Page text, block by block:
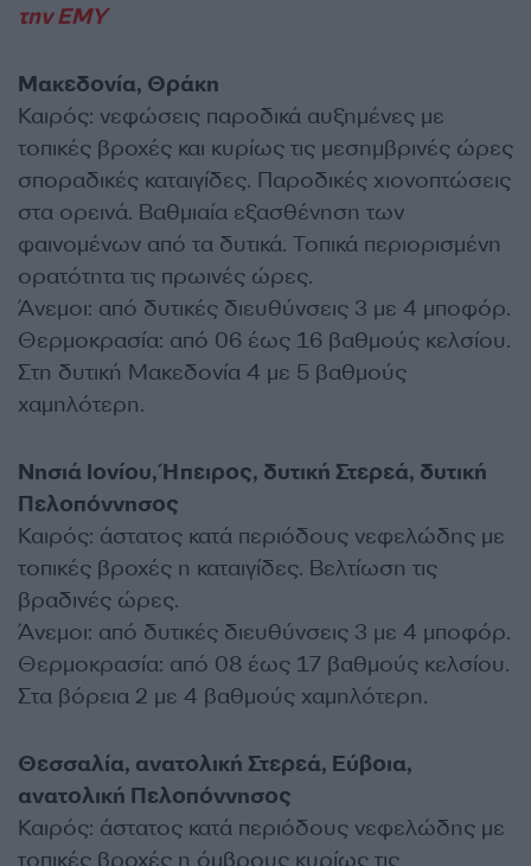
την ΕΜΥ
Μακεδονία, Θράκη
Καιρός: νεφώσεις παροδικά αυξημένες με
τοπικές βροχές και κυρίως τις μεσημβρινές ώρες
σποραδικές καταιγίδες. Παροδικές χιονοπτώσεις
στα ορεινά. Βαθμιαία εξασθένηση των
φαινομένων από τα δυτικά. Τοπικά περιορισμένη
ορατότητα τις πρωινές ώρες.
Άνεμοι: από δυτικές διευθύνσεις 3 με 4 μποφόρ.
Θερμοκρασία: από 06 έως 16 βαθμούς κελσίου.
Στη δυτική Μακεδονία 4 με 5 βαθμούς
χαμηλότερη.
Νησιά Ιονίου, Ήπειρος, δυτική Στερεά, δυτική
Πελοπόννησος
Καιρός: άστατος κατά περιόδους νεφελώδης με
τοπικές βροχές η καταιγίδες. Βελτίωση τις
βραδινές ώρες.
Άνεμοι: από δυτικές διευθύνσεις 3 με 4 μποφόρ.
Θερμοκρασία: από 08 έως 17 βαθμούς κελσίου.
Στα βόρεια 2 με 4 βαθμούς χαμηλότερη.
Θεσσαλία, ανατολική Στερεά, Εύβοια,
ανατολική Πελοπόννησος
Καιρός: άστατος κατά περιόδους νεφελώδης με
τοπικές βροχές η όμβρους κυρίως τις